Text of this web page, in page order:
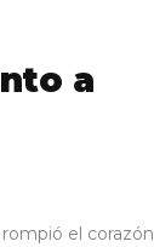
a
el corazón